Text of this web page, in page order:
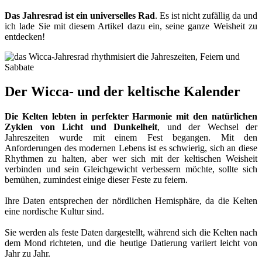
Das Jahresrad ist ein universelles Rad. Es ist nicht zufällig da und
ich lade Sie mit diesem Artikel dazu ein, seine ganze Weisheit zu
entdecken!
Der Wicca- und der keltische Kalender
Die Kelten lebten in perfekter Harmonie mit den natürlichen
Zyklen von Licht und Dunkelheit, und der Wechsel der
Jahreszeiten wurde mit einem Fest begangen. Mit den
Anforderungen des modernen Lebens ist es schwierig, sich an diese
Rhythmen zu halten, aber wer sich mit der keltischen Weisheit
verbinden und sein Gleichgewicht verbessern möchte, sollte sich
bemühen, zumindest einige dieser Feste zu feiern.
Ihre Daten entsprechen der nördlichen Hemisphäre, da die Kelten
eine nordische Kultur sind.
Sie werden als feste Daten dargestellt, während sich die Kelten nach
dem Mond richteten, und die heutige Datierung variiert leicht von
Jahr zu Jahr.